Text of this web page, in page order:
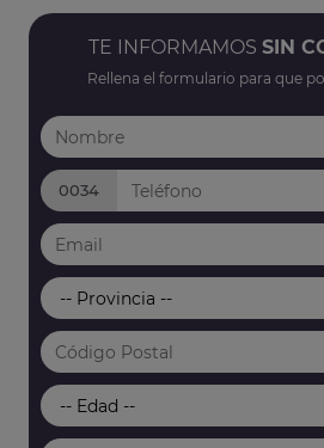
TE INFORMAMOS SIN
Rellena el formulario para que
0034